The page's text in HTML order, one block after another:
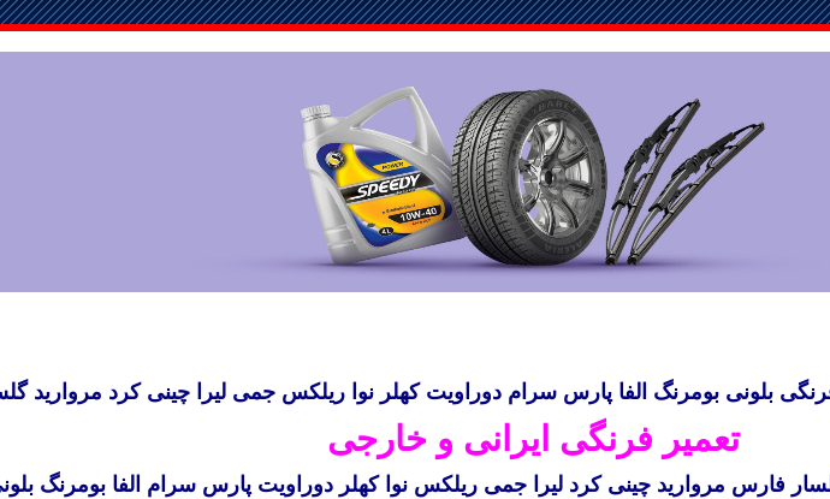
بلونی بومرنگ الفا پارس سرام دوراویت کهلر نوا ریلکس جمی لیرا چینی کرد مروارید
تعمیر فرنگی ایرانی و خارجی
فارس مروارید چینی کرد لیرا جمی ریلکس نوا کهلر دوراویت پارس سرام الفا بومرنگ